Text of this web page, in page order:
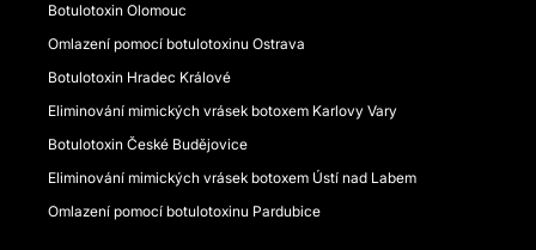
Botulotoxin Olomouc
Omlazení pomocí botulotoxinu Ostrava
Botulotoxin Hradec Králové
Eliminování mimických vrásek botoxem Karlovy Vary
Botulotoxin České Budějovice
Eliminování mimických vrásek botoxem Ústí nad Labem
Omlazení pomocí botulotoxinu Pardubice